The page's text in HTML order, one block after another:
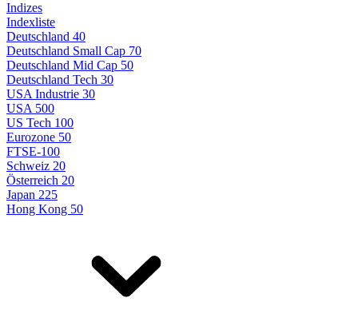
Indizes
Indexliste
Deutschland 40
Deutschland Small Cap 70
Deutschland Mid Cap 50
Deutschland Tech 30
USA Industrie 30
USA 500
US Tech 100
Eurozone 50
FTSE-100
Schweiz 20
Österreich 20
Japan 225
Hong Kong 50